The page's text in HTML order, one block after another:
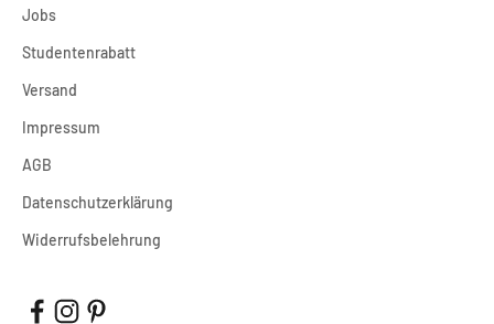
Jobs
Studentenrabatt
Versand
Impressum
AGB
Datenschutzerklärung
Widerrufsbelehrung